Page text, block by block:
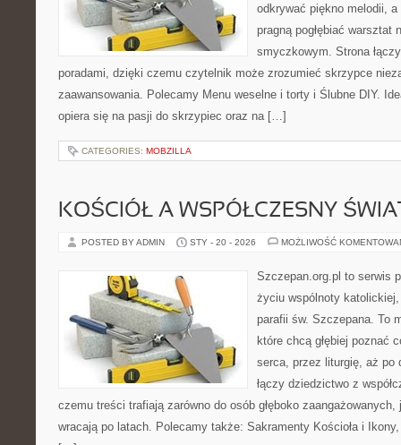
odkrywać piękno melodii,
pragną pogłębiać warsztat
smyczkowym. Strona
poradami, dzięki czemu czytelnik może zrozumieć skrzypce
zaawansowania. Polecamy Menu weselne i torty i Ślubne DIY.
opiera się na pasji do skrzypiec oraz na […]
CATEGORIES: MOBZILLA
KOŚCIÓŁ A WSPÓŁCZESNY
POSTED BY ADMIN STY - 20 - 2026 MOŻLIWOŚĆ
Szczepan.org.pl to serwis
życiu wspólnoty
parafii św. Szczepana. To
które chcą głębiej poznać
serca, przez liturgię, aż po
łączy dziedzictwo z
czemu treści trafiają zarówno do osób głęboko
wracają po latach. Polecamy także: Sakramenty Kościoła i